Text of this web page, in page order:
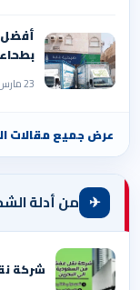
أفضل
23 مارس 2026
عرض جميع مقالات
✈ من أدلة
شركة